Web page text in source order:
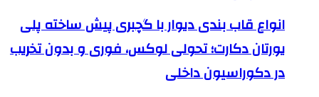
انواع قاب بندی دیوار با گچبری پیش ساخته پلی
یورتان دکارت؛ تحولی لوکس، فوری و بدون تخریب
در دکوراسیون داخلی